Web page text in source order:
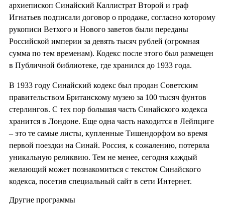
архиепископ Синайский Каллистрат Второй и граф
Игнатьев подписали договор о продаже, согласно которому
рукописи Ветхого и Нового заветов были переданы
Российской империи за девять тысяч рублей (огромная
сумма по тем временам). Кодекс после этого был размещен
в Публичной библиотеке, где хранился до 1933 года.
В 1933 году Синайский кодекс был продан Советским
правительством Британскому музею за 100 тысяч фунтов
стерлингов. С тех пор большая часть Синайского кодекса
хранится в Лондоне. Еще одна часть находится в Лейпциге
– это те самые листы, купленные Тишендорфом во время
первой поездки на Синай. Россия, к сожалению, потеряла
уникальную реликвию. Тем не менее, сегодня каждый
желающий может познакомиться с текстом Синайского
кодекса, посетив специальный сайт в сети Интернет.
Другие программы